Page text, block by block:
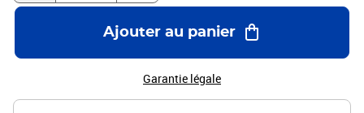
Ajouter au panier
Garantie légale